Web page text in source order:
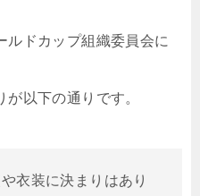
ルドカップ組織委員会に
以下の通りです。
衣装に決まりはあり